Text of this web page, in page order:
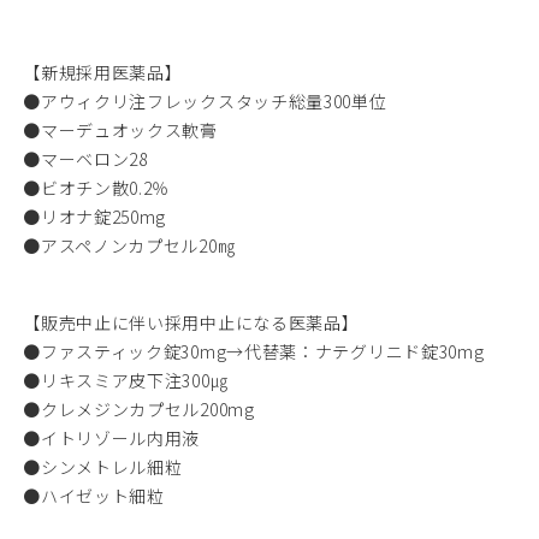
♯06 浅井病院について
地域連携 お問い合わせ
【新規採用医薬品】
●アウィクリ注フレックスタッチ総量300単位
●マーデュオックス軟膏
●マーベロン28
●ビオチン散0.2％
●リオナ錠250mg
●アスペノンカプセル20㎎
【販売中止に伴い採用中止になる医薬品】
●ファスティック錠30mg→代替薬：ナテグリニド錠30mg
●リキスミア皮下注300㎍
●クレメジンカプセル200mg
●イトリゾール内用液
●シンメトレル細粒
●ハイゼット細粒